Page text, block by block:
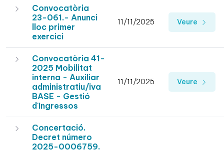
Convocatòria
23-061.- Anunci
lloc primer
exercici
11/11/2025 Veure
Convocatòria 41-
2025 Mobilitat
interna - Auxiliar
administratiu/iva
BASE - Gestió
d'Ingressos
11/11/2025 Veure
Concertació.
Decret número
2025-0006759.